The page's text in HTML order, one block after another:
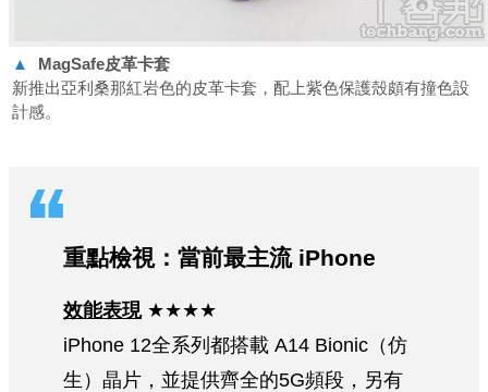
▲ MagSafe皮革卡套
新推出亞利桑那紅岩色的皮革卡套，配上紫色保護殼頗有撞色設
計感。
重點檢視：當前最主流 iPhone
效能表現★★★★
iPhone 12全系列都搭載 A14 Bionic（仿
生）晶片，並提供齊全的5G頻段，另有